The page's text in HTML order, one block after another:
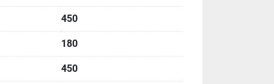
controlla sempre la qualità del pezzo
che sia conforme alle specifi
non ci siano difetti o imperfezioni. In caso
fi nché non raggiungerai il
450
180
450